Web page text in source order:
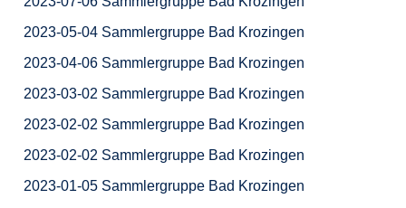
2023-05-04 Sammlergruppe Bad Krozingen
2023-04-06 Sammlergruppe Bad Krozingen
2023-03-02 Sammlergruppe Bad Krozingen
2023-02-02 Sammlergruppe Bad Krozingen
2023-02-02 Sammlergruppe Bad Krozingen
2023-01-05 Sammlergruppe Bad Krozingen